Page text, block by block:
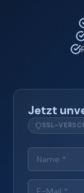
Jetzt
SSL-